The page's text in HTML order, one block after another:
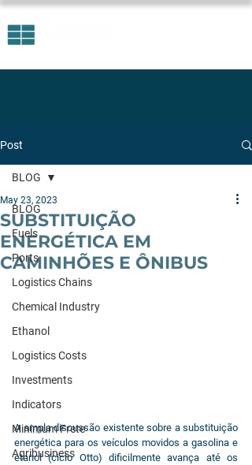
Post
BLOG
Fuels
Ports
Logistics Chains
Chemical Industry
Ethanol
Logistics Costs
Investments
Indicators
Minimum Frete
Agribusiness
BLOG
SUBSTITUIÇÃO
ENERGÉTICA EM
CAMINHÕES E ÔNIBUS
May 23, 2023
A ampla discussão existente sobre a substituição
energética para os veículos movidos a gasolina e
etanol (ciclo Otto) dificilmente avança até os